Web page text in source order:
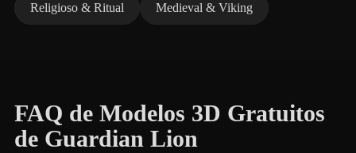
Religioso & Ritual Medieval & Viking
FAQ de Modelos 3D Gratuitos
de Guardian Lion